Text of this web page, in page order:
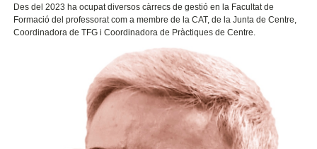
Des del 2023 ha ocupat diversos càrrecs de gestió en la Facultat de
Formació del professorat com a membre de la CAT, de la Junta de Centre,
Coordinadora de TFG i Coordinadora de Pràctiques de Centre.